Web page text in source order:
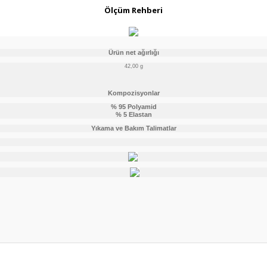
Ölçüm Rehberi
Ürün net ağırlığı
42,00 g
Kompozisyonlar
% 95 Polyamid
% 5 Elastan
Yıkama ve Bakım Talimatlar